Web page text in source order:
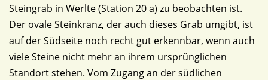
Steingrab in Werlte (Station 20 a) zu beobachten ist.
Der ovale Steinkranz, der auch dieses Grab umgibt, ist
auf der Südseite noch recht gut erkennbar, wenn auch
viele Steine nicht mehr an ihrem ursprünglichen
Standort stehen. Vom Zugang an der südlichen